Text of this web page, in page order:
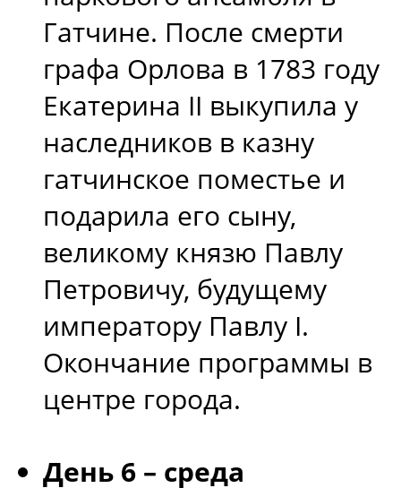
Гатчине. После смерти
графа Орлова в 1783 году
Екатерина II выкупила у
наследников в казну
гатчинское поместье и
подарила его сыну,
великому князю Павлу
Петровичу, будущему
императору Павлу I.
Окончание программы в
центре города.
День 6 – среда